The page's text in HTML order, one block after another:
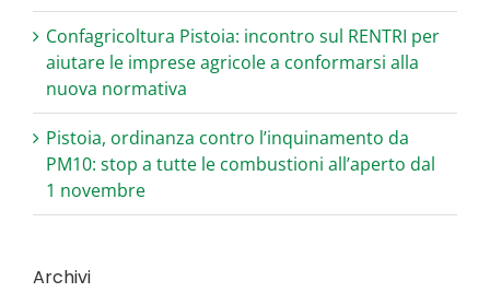
Confagricoltura Pistoia: incontro sul RENTRI per
aiutare le imprese agricole a conformarsi alla
nuova normativa
Pistoia, ordinanza contro l’inquinamento da
PM10: stop a tutte le combustioni all’aperto dal
1 novembre
Archivi